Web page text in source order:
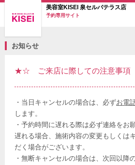
美容室KISEI 泉セルバテラス店
予約専用サイト
お知らせ
★☆ ご来店に際しての注意事
・当日キャンセルの場合は、必ずお電
します。
・予約時間に遅れる際は必ず連絡をお
遅れる場合、施術内容の変更もしくは
だく場合がございます。
・無断キャンセルの場合は、次回以降